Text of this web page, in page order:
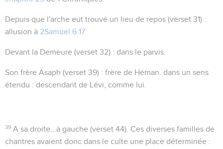
Depuis que l'arche eut trouvé un lieu de repos (verset 31) :
allusion à 2Samuel 6.17
Devant la Demeure (verset 32) : dans le parvis.
Son frère Asaph (verset 39) : frère de Héman. dans un sens
étendu : descendant de Lévi, comme lui.
39 A sa droite... à gauche (verset 44). Ces diverses familles de
chantres avaient donc dans le culte une place déterminée :